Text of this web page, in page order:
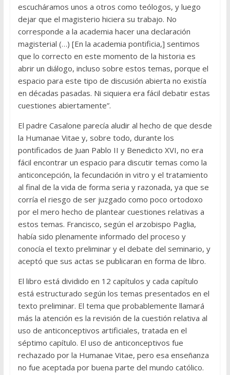
escucháramos unos a otros como teólogos, y luego
dejar que el magisterio hiciera su trabajo. No
corresponde a la academia hacer una declaración
magisterial (…) [En la academia pontificia,] sentimos
que lo correcto en este momento de la historia es
abrir un diálogo, incluso sobre estos temas, porque el
espacio para este tipo de discusión abierta no existía
en décadas pasadas. Ni siquiera era fácil debatir estas
cuestiones abiertamente”.
El padre Casalone parecía aludir al hecho de que desde
la Humanae Vitae y, sobre todo, durante los
pontificados de Juan Pablo II y Benedicto XVI, no era
fácil encontrar un espacio para discutir temas como la
anticoncepción, la fecundación in vitro y el tratamiento
al final de la vida de forma seria y razonada, ya que se
corría el riesgo de ser juzgado como poco ortodoxo
por el mero hecho de plantear cuestiones relativas a
estos temas. Francisco, según el arzobispo Paglia,
había sido plenamente informado del proceso y
conocía el texto preliminar y el debate del seminario, y
aceptó que sus actas se publicaran en forma de libro.
El libro está dividido en 12 capítulos y cada capítulo
está estructurado según los temas presentados en el
texto preliminar. El tema que probablemente llamará
más la atención es la revisión de la cuestión relativa al
uso de anticonceptivos artificiales, tratada en el
séptimo capítulo. El uso de anticonceptivos fue
rechazado por la Humanae Vitae, pero esa enseñanza
no fue aceptada por buena parte del mundo católico.